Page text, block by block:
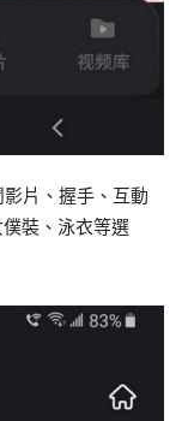
片、握手、互動
裝、泳衣等選